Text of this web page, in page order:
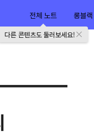
전체 노트
다른 콘텐츠도 둘러보세요!
롱블